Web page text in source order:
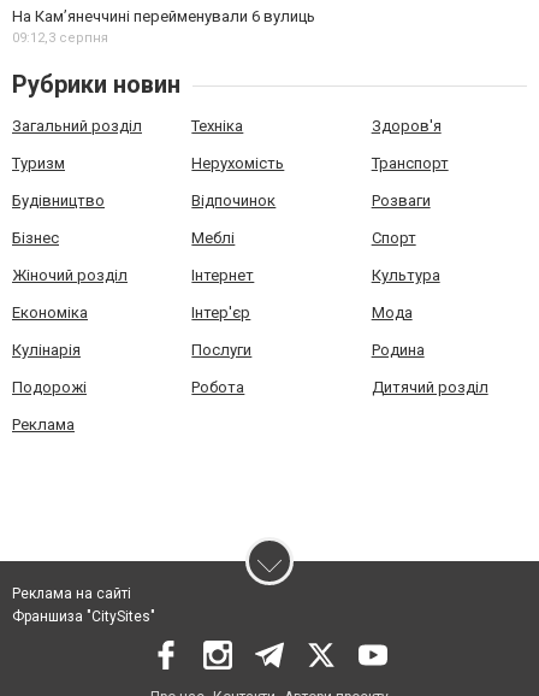
На Камʼянеччині перейменували 6 вулиць
09:12,3 серпня
Рубрики новин
Загальний розділ Техніка Здоров'я
Туризм Нерухомість Транспорт
Будівництво Відпочинок Розваги
Бізнес Меблі Спорт
Жіночий розділ Інтернет Культура
Економіка Інтер'єр Мода
Кулінарія Послуги Родина
Подорожі Робота Дитячий розділ
Реклама
Реклама на сайті
Франшиза "CitySites"